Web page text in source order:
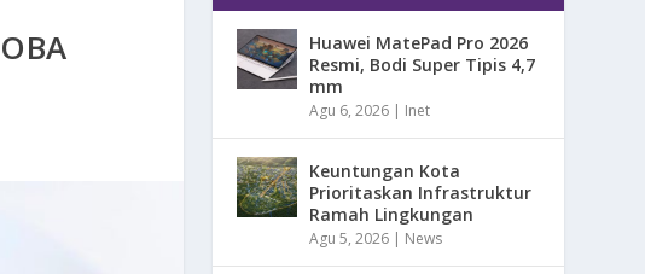
Huawei MatePad Pro 2026
Resmi, Bodi Super Tipis 4,7
mm
Agu 6, 2026 | Inet
Keuntungan Kota
Prioritaskan Infrastruktur
Ramah Lingkungan
Agu 5, 2026 | News